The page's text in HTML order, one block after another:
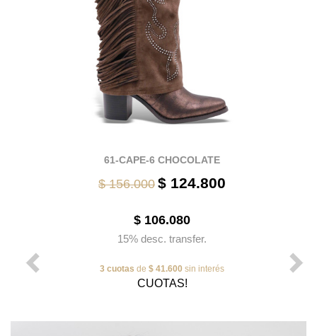
61-CAPE-6 CHOCOLATE
$ 156.000 $ 124.800
$ 106.080
15% desc. transfer.
3 cuotas de $ 41.600 sin interés
CUOTAS!